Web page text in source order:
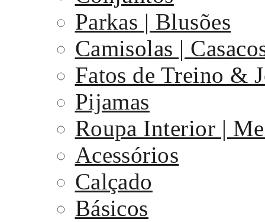
Parkas | Blusões
Camisolas |
Fatos de Treino &
Pijamas
Roupa Interior |
Acessórios
Calçado
Básicos